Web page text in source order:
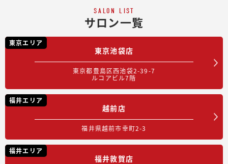
SALON LIST
サロン一覧
東京エリア
東京池袋店
東京都豊島区西池袋2-39-7
ルコアビル7階
福井エリア
越前店
福井県越前市幸町2-3
福井エリア
福井敦賀店